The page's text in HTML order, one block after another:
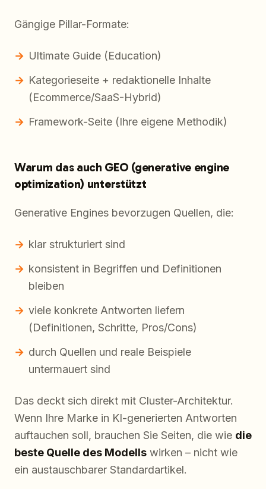
Gängige Pillar-Formate:
Ultimate Guide (Education)
Kategorieseite + redaktionelle Inhalte
(Ecommerce/SaaS-Hybrid)
Framework-Seite (Ihre eigene Methodik)
Warum das auch GEO (generative engine
optimization) unterstützt
Generative Engines bevorzugen Quellen, die:
klar strukturiert sind
konsistent in Begriffen und Definitionen
bleiben
viele konkrete Antworten liefern
(Definitionen, Schritte, Pros/Cons)
durch Quellen und reale Beispiele
untermauert sind
Das deckt sich direkt mit Cluster-Architektur.
Wenn Ihre Marke in KI-generierten Antworten
auftauchen soll, brauchen Sie Seiten, die wie die
beste Quelle des Modells wirken – nicht wie
ein austauschbarer Standardartikel.